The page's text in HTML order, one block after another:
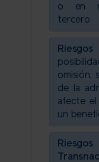
o en
tercero
omisión,
de la
afecte el
un